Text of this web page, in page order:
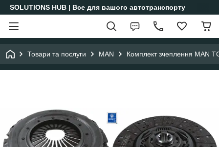
SOLUTIONS HUB | Все для вашого автотранспорту
Товари та послуги MAN Комплект зчеплення MAN